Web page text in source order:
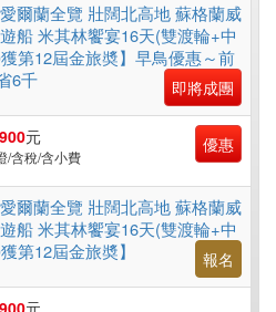
爾蘭全覽 壯闊北高地 蘇格蘭威
船 米其林饗宴16天(雙渡輪+中
第12屆金旅奬】早鳥優惠～前
6千
即將成團
元
/含稅/含小費
優惠
爾蘭全覽 壯闊北高地 蘇格蘭威
船 米其林饗宴16天(雙渡輪+中
第12屆金旅奬】
報名